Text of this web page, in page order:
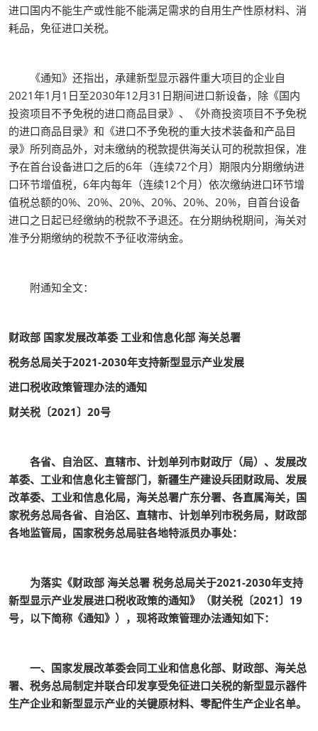
进口国内不能生产或性能不能满足需求的自用生产性原材料、消
耗品，免征进口关税。
《通知》还指出，承建新型显示器件重大项目的企业自
2021年1月1日至2030年12月31日期间进口新设备，除《国内
投资项目不予免税的进口商品目录》、《外商投资项目不予免税
的进口商品目录》和《进口不予免税的重大技术装备和产品目
录》所列商品外，对未缴纳的税款提供海关认可的税款担保，准
予在首台设备进口之后的6年（连续72个月）期限内分期缴纳进
口环节增值税，6年内每年（连续12个月）依次缴纳进口环节增
值税总额的0%、20%、20%、20%、20%、20%，自首台设备
进口之日起已经缴纳的税款不予退还。在分期纳税期间，海关对
准予分期缴纳的税款不予征收滞纳金。
附通知全文：
财政部 国家发展改革委 工业和信息化部 海关总署
税务总局关于2021-2030年支持新型显示产业发展
进口税收政策管理办法的通知
财关税〔2021〕20号
各省、自治区、直辖市、计划单列市财政厅（局）、发展改
革委、工业和信息化主管部门，新疆生产建设兵团财政局、发展
改革委、工业和信息化局，海关总署广东分署、各直属海关，国
家税务总局各省、自治区、直辖市、计划单列市税务局，财政部
各地监管局，国家税务总局驻各地特派员办事处：
为落实《财政部 海关总署 税务总局关于2021-2030年支持
新型显示产业发展进口税收政策的通知》（财关税〔2021〕19
号，以下简称《通知》），现将政策管理办法通知如下：
一、国家发展改革委会同工业和信息化部、财政部、海关总
署、税务总局制定并联合印发享受免征进口关税的新型显示器件
生产企业和新型显示产业的关键原材料、零配件生产企业名单。